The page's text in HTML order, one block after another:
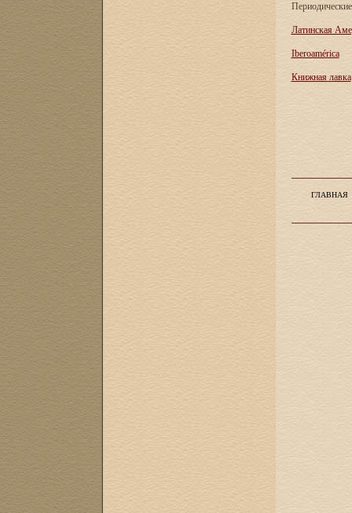
Латинская
Iberoamérica
Книжная лавка
ГЛАВНАЯ